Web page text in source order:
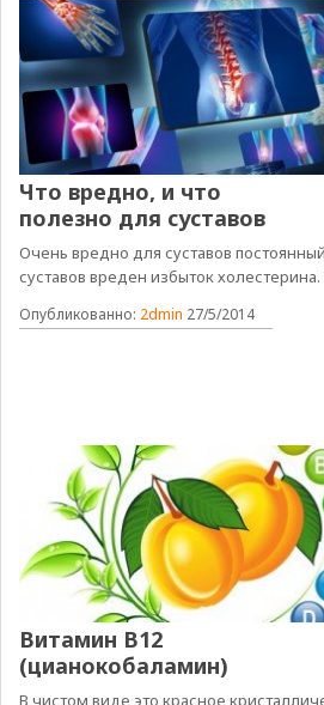
Что вредно, и что
полезно для суставов
Очень вредно для суставов
суставов вреден избыток
Опубликованно: 2dmin 27/5/2014
Витамин В12
(цианокобаламин)